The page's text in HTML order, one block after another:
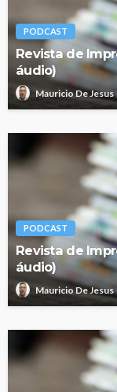
PODCAST
Revista de
áudio)
Mauricio De Jesus
PODCAST
Revista de
áudio)
Mauricio De Jesus